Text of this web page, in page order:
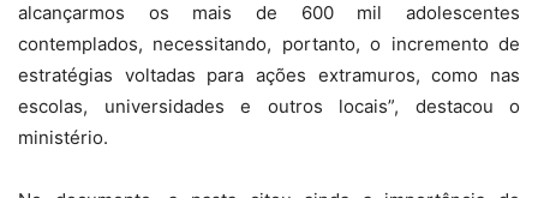
alcançarmos os mais de 600 mil adolescentes
contemplados, necessitando, portanto, o incremento de
estratégias voltadas para ações extramuros, como nas
escolas, universidades e outros locais”, destacou o
ministério.